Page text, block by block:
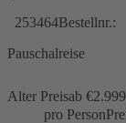
253464Bestellnr.:
Pauschalreise
Alter Preisab €
pro Person